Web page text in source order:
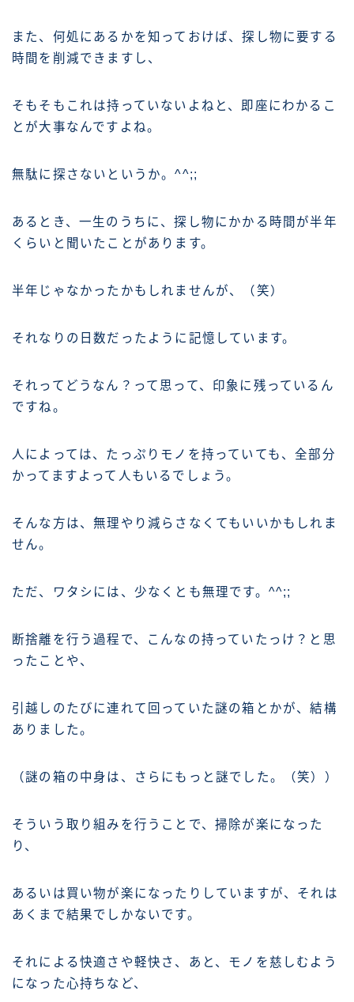
また、何処にあるかを知っておけば、探し物に要する
時間を削減できますし、
そもそもこれは持っていないよねと、即座にわかるこ
とが大事なんですよね。
無駄に探さないというか。^^;;
あるとき、一生のうちに、探し物にかかる時間が半年
くらいと聞いたことがあります。
半年じゃなかったかもしれませんが、（笑）
それなりの日数だったように記憶しています。
それってどうなん？って思って、印象に残っているん
ですね。
人によっては、たっぷりモノを持っていても、全部分
かってますよって人もいるでしょう。
そんな方は、無理やり減らさなくてもいいかもしれま
せん。
ただ、ワタシには、少なくとも無理です。^^;;
断捨離を行う過程で、こんなの持っていたっけ？と思
ったことや、
引越しのたびに連れて回っていた謎の箱とかが、結構
ありました。
（謎の箱の中身は、さらにもっと謎でした。（笑））
そういう取り組みを行うことで、掃除が楽になった
り、
あるいは買い物が楽になったりしていますが、それは
あくまで結果でしかないです。
それによる快適さや軽快さ、あと、モノを慈しむよう
になった心持ちなど、